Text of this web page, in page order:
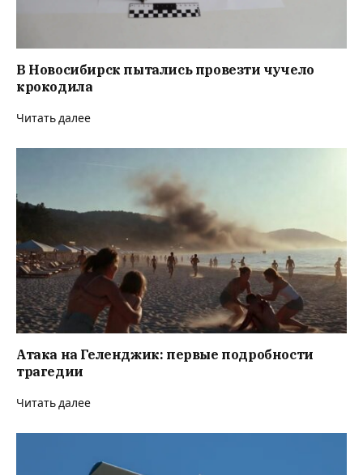
В Новосибирск пытались провезти чучело
крокодила
Читать далее
Атака на Геленджик: первые подробности
трагедии
Читать далее